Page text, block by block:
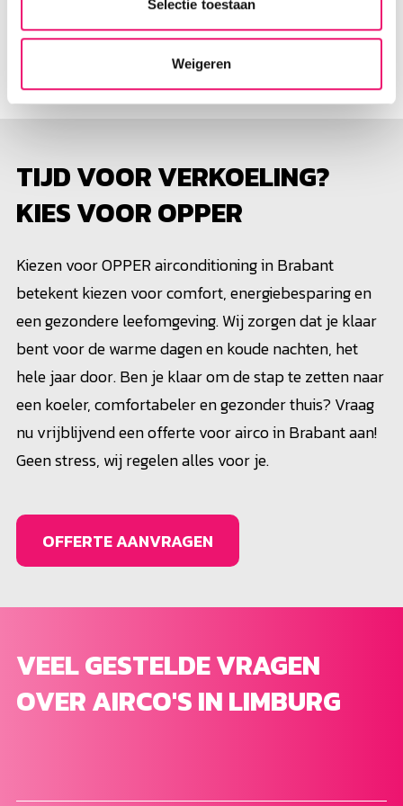
Selectie toestaan
Weigeren
Gebruiksklaar: we zorgen dat je volledig op de
hoogte bent van de werking van je nieuwe systeem.
TIJD VOOR VERKOELING?
KIES VOOR OPPER
Kiezen voor OPPER airconditioning in Brabant
betekent kiezen voor comfort, energiebesparing en
een gezondere leefomgeving. Wij zorgen dat je klaar
bent voor de warme dagen en koude nachten, het
hele jaar door. Ben je klaar om de stap te zetten naar
een koeler, comfortabeler en gezonder thuis? Vraag
nu vrijblijvend een offerte voor airco in Brabant aan!
Geen stress, wij regelen alles voor je.
OFFERTE AANVRAGEN
VEEL GESTELDE VRAGEN
OVER AIRCO'S IN LIMBURG